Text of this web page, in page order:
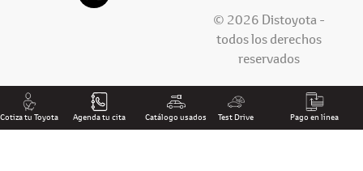
© 2026 Distoyota -
todos los derechos
reservados
Cotiza tu Toyota Agenda tu cita Catálogo usados Test Drive Pago en línea